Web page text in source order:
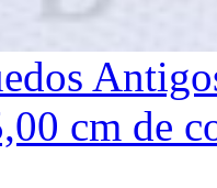
cm de